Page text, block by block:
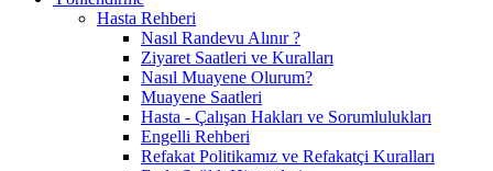
Hasta Rehberi
Nasıl Randevu Alınır ?
Ziyaret Saatleri ve Kuralları
Nasıl Muayene Olurum?
Muayene Saatleri
Hasta - Çalışan Hakları ve Sorumlulukları
Engelli Rehberi
Refakat Politikamız ve Refakatçi Kuralları